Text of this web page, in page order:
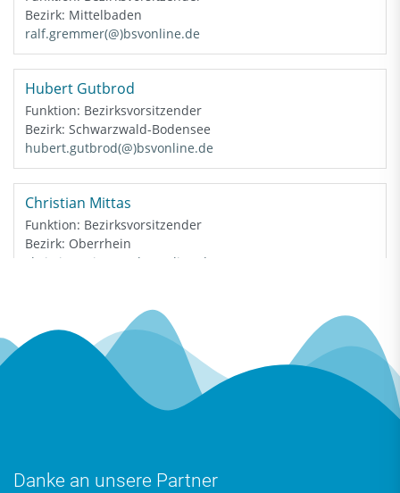
Danke an unsere Partner